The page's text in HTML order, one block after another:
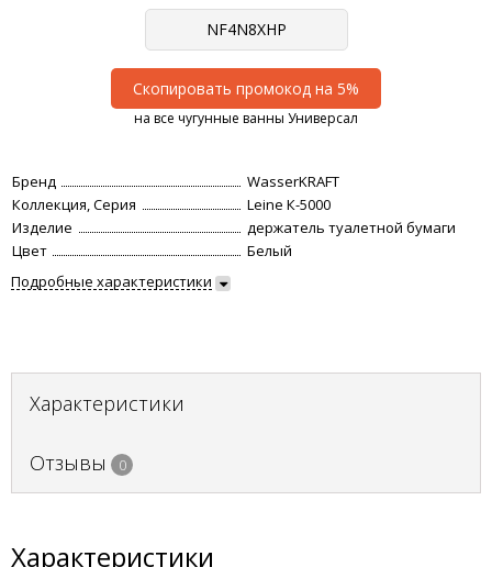
Скопировать промокод на 5%
на все чугунные ванны Универсал
Бренд
WasserKRAFT
Коллекция, Серия
Leine К-5000
Изделие
держатель туалетной бумаги
Цвет
Белый
Подробные характеристики
Характеристики
Отзывы 0
Характеристики